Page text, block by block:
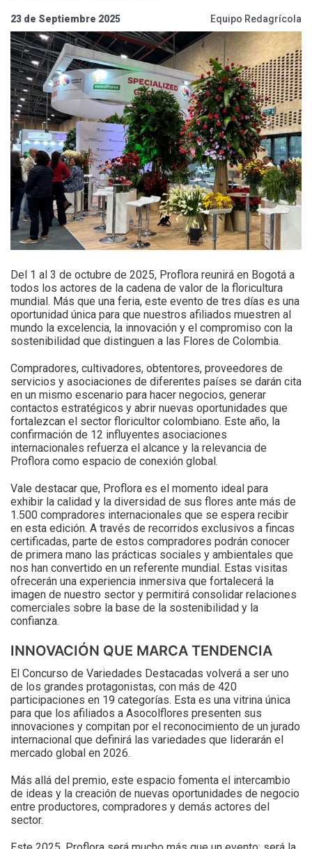
23 de Septiembre 2025 Equipo Redagrícola
Del 1 al 3 de octubre de 2025, Proflora reunirá en Bogotá a
todos los actores de la cadena de valor de la floricultura
mundial. Más que una feria, este evento de tres días es una
oportunidad única para que nuestros afiliados muestren al
mundo la excelencia, la innovación y el compromiso con la
sostenibilidad que distinguen a las Flores de Colombia.
Compradores, cultivadores, obtentores, proveedores de
servicios y asociaciones de diferentes países se darán cita
en un mismo escenario para hacer negocios, generar
contactos estratégicos y abrir nuevas oportunidades que
fortalezcan el sector floricultor colombiano. Este año, la
confirmación de 12 influyentes asociaciones
internacionales refuerza el alcance y la relevancia de
Proflora como espacio de conexión global.
Vale destacar que, Proflora es el momento ideal para
exhibir la calidad y la diversidad de sus flores ante más de
1.500 compradores internacionales que se espera recibir
en esta edición. A través de recorridos exclusivos a fincas
certificadas, parte de estos compradores podrán conocer
de primera mano las prácticas sociales y ambientales que
nos han convertido en un referente mundial. Estas visitas
ofrecerán una experiencia inmersiva que fortalecerá la
imagen de nuestro sector y permitirá consolidar relaciones
comerciales sobre la base de la sostenibilidad y la
confianza.
INNOVACIÓN QUE MARCA TENDENCIA
El Concurso de Variedades Destacadas volverá a ser uno
de los grandes protagonistas, con más de 420
participaciones en 19 categorías. Esta es una vitrina única
para que los afiliados a Asocolflores presenten sus
innovaciones y compitan por el reconocimiento de un jurado
internacional que definirá las variedades que liderarán el
mercado global en 2026.
Más allá del premio, este espacio fomenta el intercambio
de ideas y la creación de nuevas oportunidades de negocio
entre productores, compradores y demás actores del
sector.